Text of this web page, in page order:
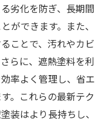
劣化を防ぎ、長期間
ができます。また、
ことで、汚れやカビ
らに、遮熱塗料を利
率よく管理し、省エ
。これらの最新テク
装はより長持ちし、